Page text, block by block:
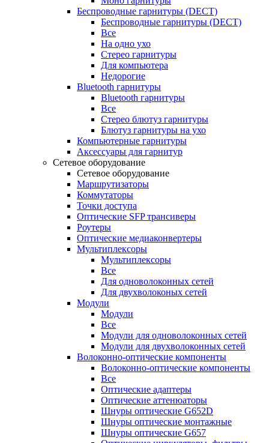
Беспроводные гарнитуры (DECT)
Беспроводные гарнитуры (DECT)
Все
На одно ухо
Стерео гарнитуры
Для компьютера
Недорогие
Bluetooth гарнитуры
Bluetooth гарнитуры
Все
Стерео блютуз гарнитуры
Блютуз гарнитуры на ухо
Компьютерные гарнитуры
Аксессуары для гарнитур
Сетевое оборудование
Сетевое оборудование
Маршрутизаторы
Коммутаторы
Точки доступа
Оптические SFP трансиверы
Роутеры
Оптические медиаконвертеры
Мультиплексоры
Мультиплексоры
Все
Для одноволоконных сетей
Для двухволоконых сетей
Модули
Модули
Все
Модули для одноволоконных сетей
Модули для двухволоконных сетей
Волоконно-оптические компоненты
Волоконно-оптические компоненты
Все
Оптические адаптеры
Оптические аттенюаторы
Шнуры оптические G652D
Шнуры оптические монтажные
Шнуры оптические G657